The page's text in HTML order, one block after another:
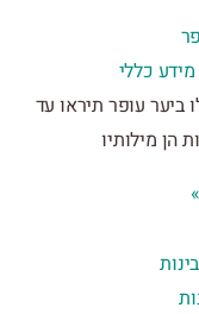
עופר תיראו עד
מילותיו